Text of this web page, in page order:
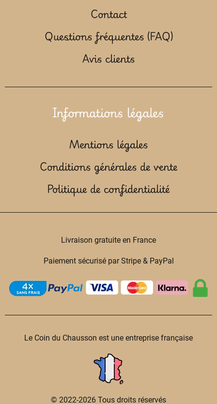
Contact
Questions fréquentes (FAQ)
Avis clients
Informations légales
Mentions légales
Conditions générales de vente
Politique de confidentialité
Livraison gratuite en France
Paiement sécurisé par Stripe & PayPal
Le Coin du Chausson est une entreprise française
© 2022-2026 Tous droits réservés